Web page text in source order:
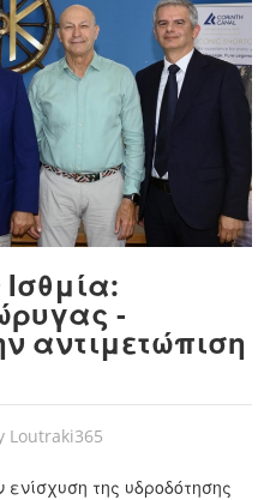
-
αντιμετώπιση
Loutraki365
της υδροδότησης